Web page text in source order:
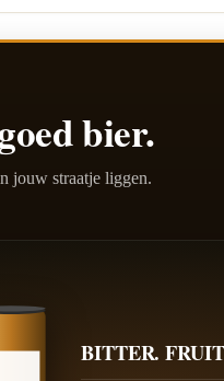
bier.
jouw straatje liggen.
BITTER.